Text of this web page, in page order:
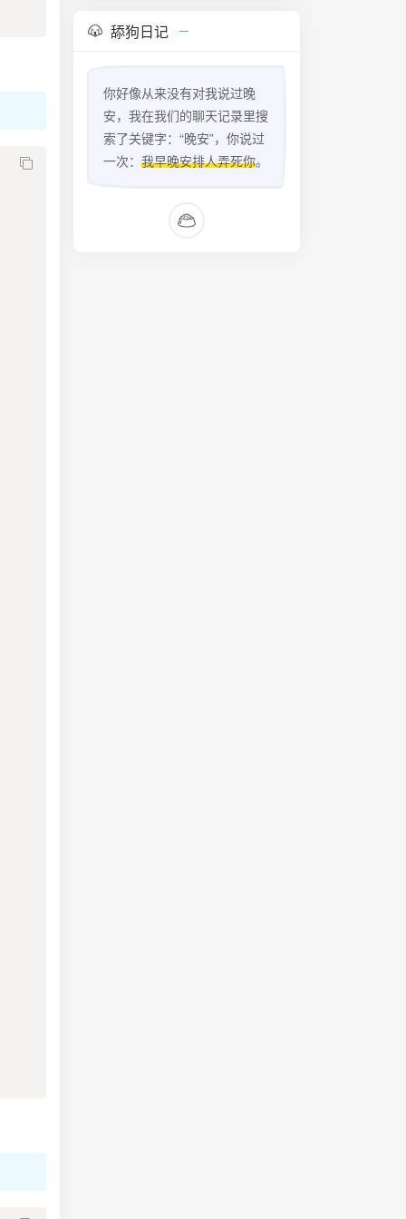
舔狗日记
你好像从来没有对我说过晚
安，我在我们的聊天记录里搜
索了关键字：“晚安”，你说过
一次： 我早晚安排人弄死你。